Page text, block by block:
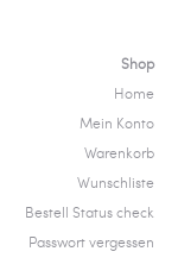
Shop
Home
Mein Konto
Warenkorb
Wunschliste
Bestell Status check
Passwort vergessen